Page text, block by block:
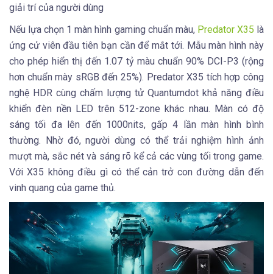
giải trí của người dùng
Nếu lựa chọn 1 màn hình gaming chuẩn màu, Predator X35 là
ứng cử viên đầu tiên bạn cần để mắt tới. Mẫu màn hình này
cho phép hiển thị đến 1.07 tỷ màu chuẩn 90% DCI-P3 (rộng
hơn chuẩn mày sRGB đến 25%). Predator X35 tích hợp công
nghệ HDR cùng chấm lượng tử Quantumdot khả năng điều
khiển đèn nền LED trên 512-zone khác nhau. Màn có độ
sáng tối đa lên đến 1000nits, gấp 4 lần màn hình bình
thường. Nhờ đó, người dùng có thể trải nghiệm hình ảnh
mượt mà, sắc nét và sáng rõ kể cả các vùng tối trong game.
Với X35 không điều gì có thể cản trở con đường dẫn đến
vinh quang của game thủ.